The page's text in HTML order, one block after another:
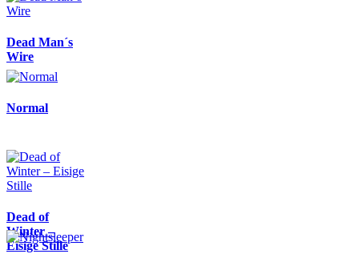
Dead Man´s
Wire
Normal
Dead of
Winter –
Eisige Stille